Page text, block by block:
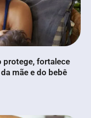
protege, fortalece
mãe e do bebê